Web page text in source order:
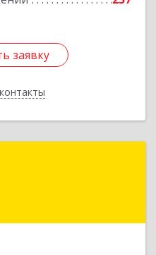
заявку
заявку
обл, Можайский р-н,